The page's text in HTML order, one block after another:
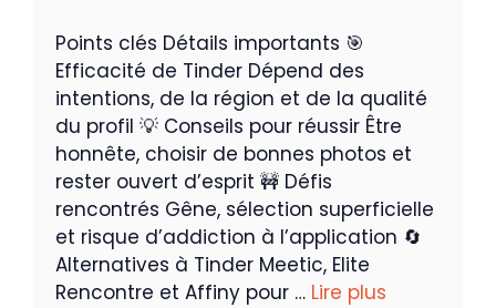
Points clés Détails importants 🎯
Efficacité de Tinder Dépend des
intentions, de la région et de la qualité
du profil 💡 Conseils pour réussir Être
honnête, choisir de bonnes photos et
rester ouvert d’esprit 🚧 Défis
rencontrés Gêne, sélection superficielle
et risque d’addiction à l’application 🔄
Alternatives à Tinder Meetic, Elite
Rencontre et Affiny pour … Lire plus